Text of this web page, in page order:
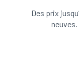
Des prix